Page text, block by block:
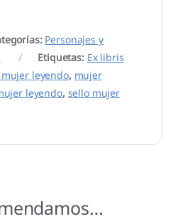
Personajes y
Etiquetas: Ex libris
leyendo, mujer
leyendo, sello mujer